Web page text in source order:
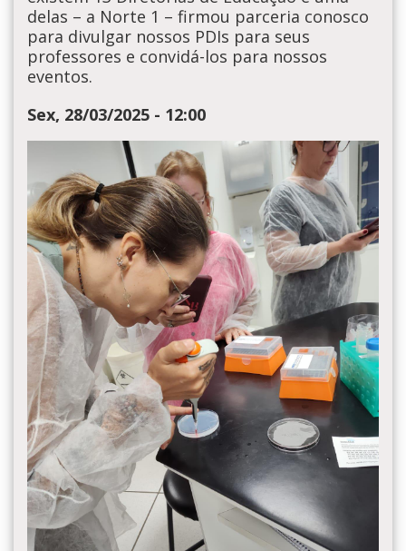
delas – a Norte 1 – firmou parceria conosco
para divulgar nossos PDIs para seus
professores e convidá-los para nossos
eventos.
Sex, 28/03/2025 - 12:00